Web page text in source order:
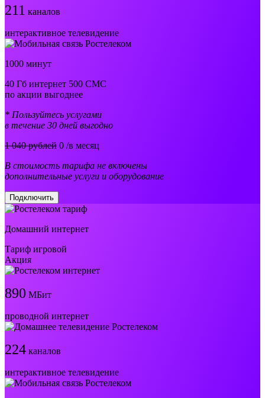
211 каналов
интерактивное телевидение
1000 минут
40 Гб интернет 500 СМС
по акции выгоднее
* Пользуйтесь услугами
в течение 30 дней выгодно
1 040 рублей 0 /в месяц
В стоимость тарифа не включены
дополнительные услуги и оборудование
Подключить
Домашний интернет
Тариф игровой
Акция
890 МБит
проводной интернет
224 каналов
интерактивное телевидение